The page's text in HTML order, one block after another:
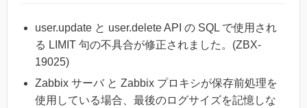
user.update と user.delete API の SQL で使用され
る LIMIT 句の不具合が修正されました。(ZBX-
19025)
Zabbix サーバ と Zabbix プロキシが保存前処理を
使用している場合、最後のログサイズを記憶しな